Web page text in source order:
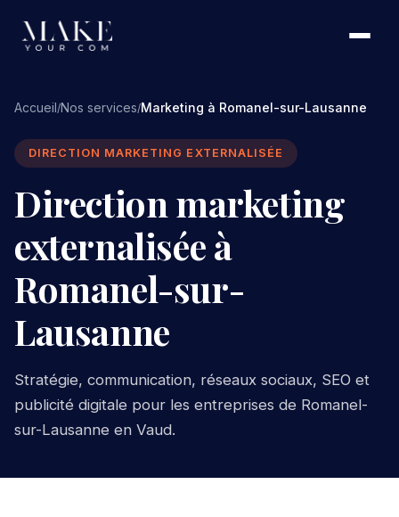
Accueil/Nos services/Marketing à Romanel-sur-Lausanne
DIRECTION MARKETING EXTERNALISÉE
Direction marketing
externalisée à
Romanel-sur-
Lausanne
Stratégie, communication, réseaux sociaux, SEO et
publicité digitale pour les entreprises de Romanel-
sur-Lausanne en Vaud.